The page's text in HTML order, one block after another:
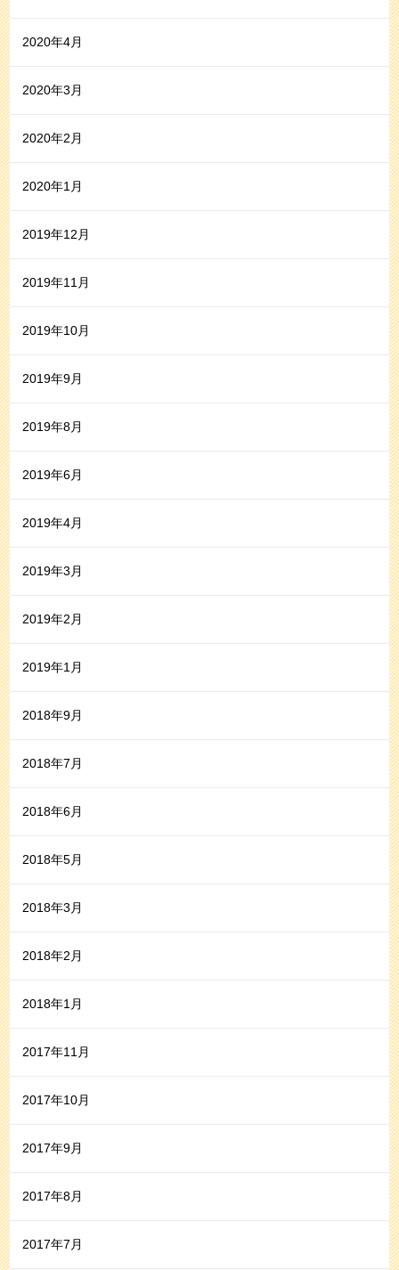
2020年4月
2020年3月
2020年2月
2020年1月
2019年12月
2019年11月
2019年10月
2019年9月
2019年8月
2019年6月
2019年4月
2019年3月
2019年2月
2019年1月
2018年9月
2018年7月
2018年6月
2018年5月
2018年3月
2018年2月
2018年1月
2017年11月
2017年10月
2017年9月
2017年8月
2017年7月